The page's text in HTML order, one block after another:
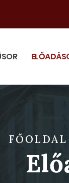
FŐOLDAL